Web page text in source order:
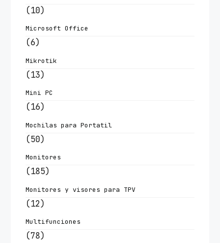
(10)
Microsoft Office
(6)
Mikrotik
(13)
Mini PC
(16)
Mochilas para Portatil
(50)
Monitores
(185)
Monitores y visores para TPV
(12)
Multifunciones
(78)